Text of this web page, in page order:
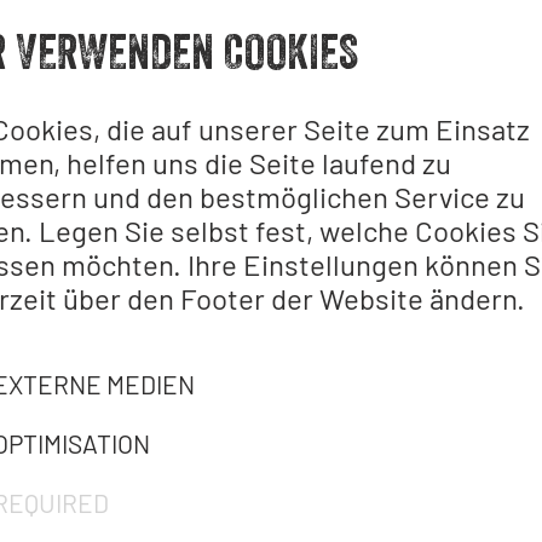
VERWENDEN COOKIES
die auf unserer Seite zum Einsatz
helfen uns die Seite laufend zu
und den bestmöglichen Service zu
Legen Sie selbst fest, welche Cookies
möchten. Ihre Einstellungen können
über den Footer der Website ändern.
MEDIEN
die Jagd und fertigen einen eigenen Speer
mitbringen, da sie handwerklich aktiv
und Schutzbrille bitte mitbringen.
Bedürfnisse hat. Bitte beachten Sie,
archäologischen Freigelände des MAMUZ